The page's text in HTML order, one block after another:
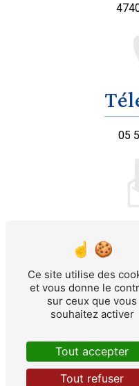
05
Ce site utilise des
et vous donne le
sur ceux que vous
souhaitez activer
Tout accepter
Tout refuser